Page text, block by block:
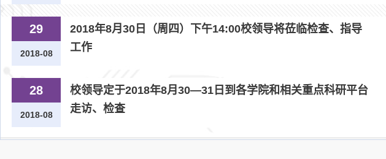
29
2018-08
2018年8月30日（周四）下午14:00校领导将莅临检查、指导
工作
28
2018-08
校领导定于2018年8月30—31日到各学院和相关重点科研平台
走访、检查